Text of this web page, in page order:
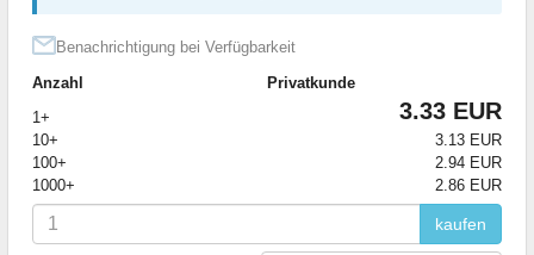
Benachrichtigung bei Verfügbarkeit
Anzahl
Privatkunde
1+
3.33 EUR
10+
3.13 EUR
100+
2.94 EUR
1000+
2.86 EUR
kaufen